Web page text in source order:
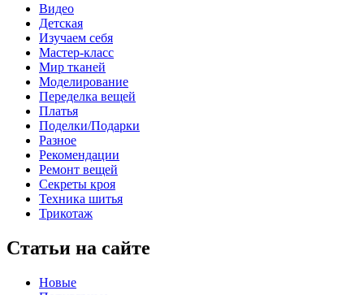
Видео
Детская
Изучаем себя
Мастер-класс
Мир тканей
Моделирование
Переделка вещей
Платья
Поделки/Подарки
Разное
Рекомендации
Ремонт вещей
Секреты кроя
Техника шитья
Трикотаж
Статьи на сайте
Новые